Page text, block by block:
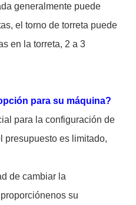
generalmente puede
el torno de torreta puede
en la torreta, 2 a 3
para su máquina?
para la configuración de
presupuesto es limitado,
de cambiar la
su